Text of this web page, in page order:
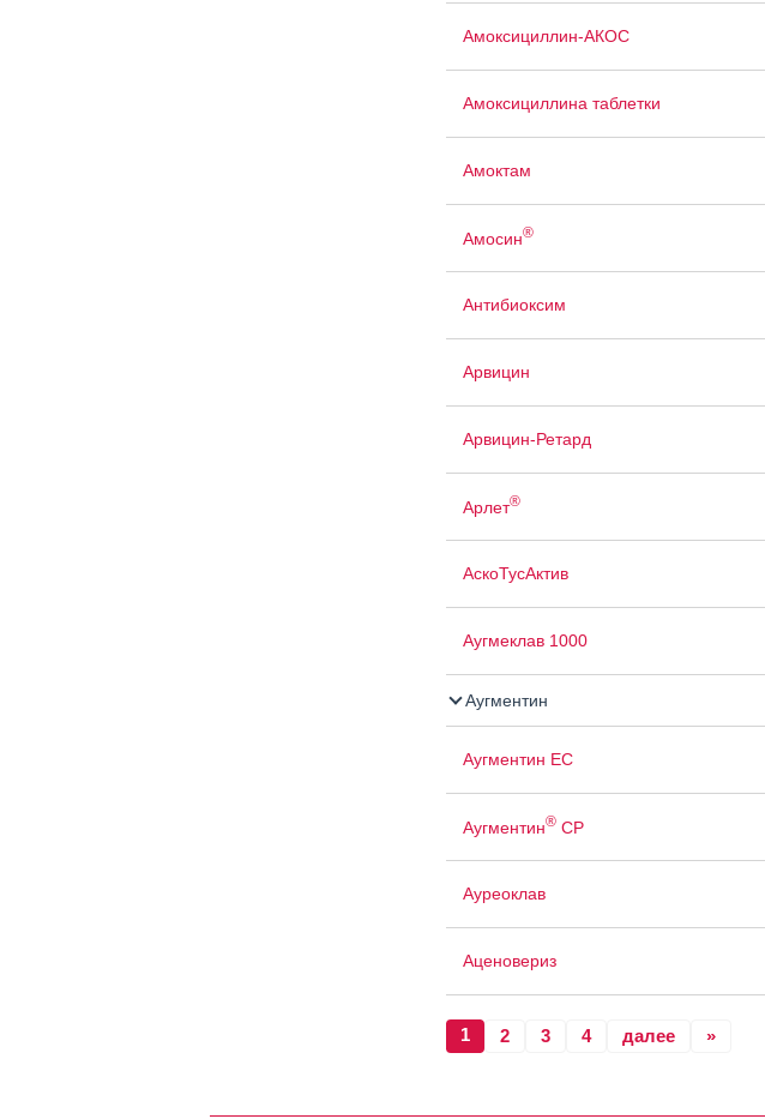
Амоксициллин-АКОС
Амоксициллина таблетки
Амоктам
Амосин®
Антибиоксим
Арвицин
Арвицин-Ретард
Арлет®
АскоТусАктив
Аугмеклав 1000
Аугментин
Аугментин ЕС
Аугментин®СР
Ауреоклав
Аценовериз
1 2 3 4 далее »